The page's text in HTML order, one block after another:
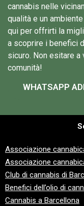
cannabis nelle
qualità e un
qui per offrirti la
a scoprire i benefici
sicuro. Non esitare
comunità!
WHATSAPP
Associazione
Associazione
Club di cannabis di
Benefici dell’olio di
Cannabis a Barcellona